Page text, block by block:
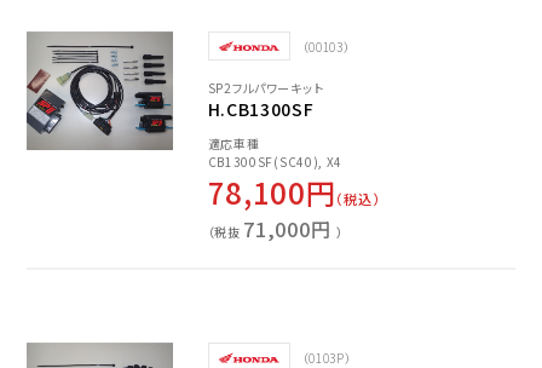
（00103）
SP2フルパワーキット
H.CB1300SF
適応車種
CB1300SF(SC40), X4
78,100円（税込）
（税抜 71,000円 ）
（0103P）